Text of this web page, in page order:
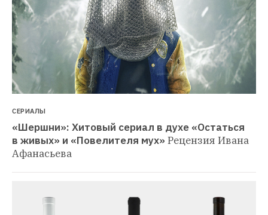
СЕРИАЛЫ
«Шершни»: Хитовый сериал в духе «Остаться
в живых» и «Повелителя мух» Рецензия Ивана
Афанасьева